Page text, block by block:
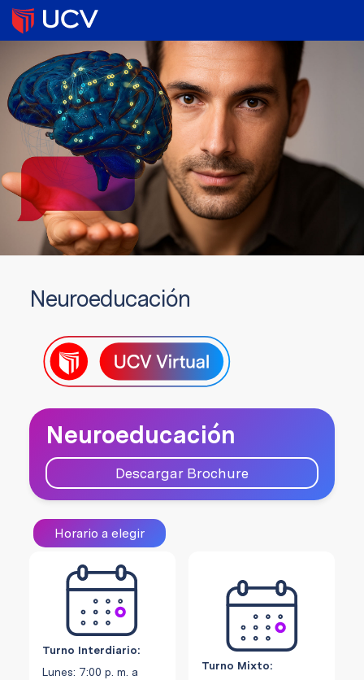
Neuroeducación
Neuroeducación
Descargar Brochure
Horario a elegir
Turno Interdiario:
Lunes: 7:00 p. m. a
Turno Mixto: